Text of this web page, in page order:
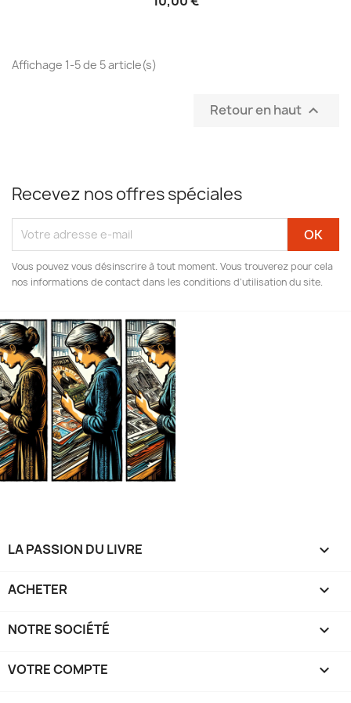
Affichage 1-5 de 5 article(s)
Retour en haut 
Recevez nos offres spéciales
Vous pouvez vous désinscrire à tout moment. Vous trouverez pour cela
nos informations de contact dans les conditions d'utilisation du site.
LA PASSION DU LIVRE 
ACHETER 
NOTRE SOCIÉTÉ 
VOTRE COMPTE 